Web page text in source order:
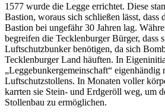
1577 wurde die Legge errichtet. Diese
Bastion, woraus sich schließen lässt, dass
Bastion bei ungefähr 30 Jahren lag.
begreifen die Tecklenburger Bürger, dass
Luftschutzbunker benötigen, da sich
Tecklenburger Land häuften. In
„Leggebunkergemeinschaft“ eigenhändig
Luftschutzstollens. In Monaten voller
karrten sie Stein- und Erdgeröll weg, um
Stollenbau zu ermöglichen.